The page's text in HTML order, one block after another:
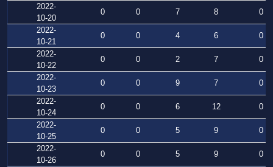
2022-
10-20
0 0 7 8
0
2022-
10-21
0 0 4 6
0
2022-
10-22
0 0 2 7
0
2022-
10-23
0 0 9 7
0
2022-
10-24
0 0 6 12
0
2022-
10-25
0 0 5 9
0
2022-
10-26
0 0 5 9
0